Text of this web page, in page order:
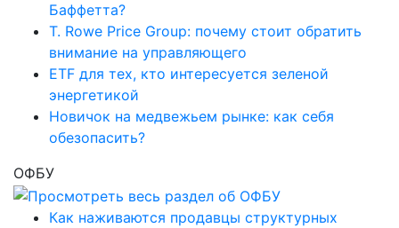
Баффетта?
T. Rowe Price Group: почему стоит обратить
внимание на управляющего
ETF для тех, кто интересуется зеленой
энергетикой
Новичок на медвежьем рынке: как себя
обезопасить?
ОФБУ
Как наживаются продавцы структурных